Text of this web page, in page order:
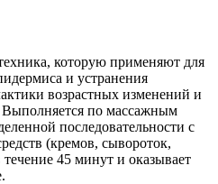
которую применяют для
и устранения
возрастных изменений и
по массажным
последовательности с
(кремов, сывороток,
45 минут и оказывает